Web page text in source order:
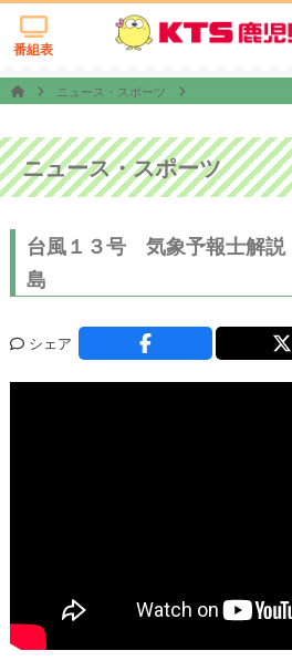
番組表
ニュース・スポーツ
ニュース・スポーツ
台風１３号 気象予報士解
島
シェア